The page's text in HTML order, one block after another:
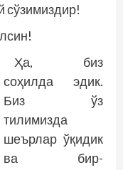
сўзимиздир!
Ҳа, биз
соҳилда эдик.
Биз ўз
тилимизда
шеърлар ўқидик
ва бир-